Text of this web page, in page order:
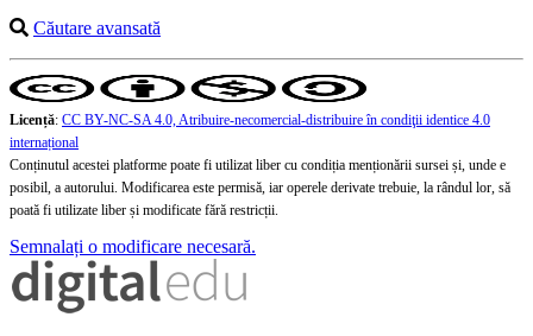
Căutare avansată
Licență: CC BY-NC-SA 4.0, Atribuire-necomercial-distribuire în condiţii identice 4.0
internațional
Conținutul acestei platforme poate fi utilizat liber cu condiția menționării sursei și, unde e
posibil, a autorului. Modificarea este permisă, iar operele derivate trebuie, la rândul lor, să
poată fi utilizate liber și modificate fără restricții.
Semnalați o modificare necesară.